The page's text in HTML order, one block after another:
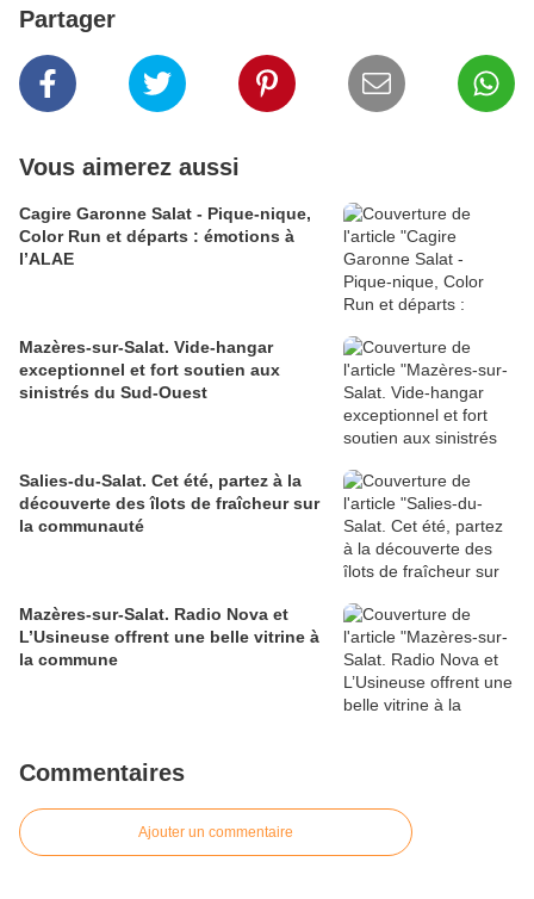
Partager
Vous aimerez aussi
Cagire Garonne Salat - Pique-nique,
Color Run et départs : émotions à
l’ALAE
Mazères-sur-Salat. Vide-hangar
exceptionnel et fort soutien aux
sinistrés du Sud-Ouest
Salies-du-Salat. Cet été, partez à la
découverte des îlots de fraîcheur sur
la communauté
Mazères-sur-Salat. Radio Nova et
L’Usineuse offrent une belle vitrine à
la commune
Commentaires
Ajouter un commentaire